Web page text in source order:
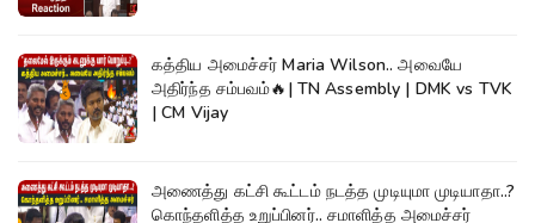
கத்திய அமைச்சர் Maria Wilson.. அவையே
அதிர்ந்த சம்பவம்🔥| TN Assembly | DMK vs TVK
| CM Vijay
அணைத்து கட்சி கூட்டம் நடத்த முடியுமா முடியாதா..?
கொந்தளித்த உறுப்பினர்.. சமாளித்த அமைச்சர்